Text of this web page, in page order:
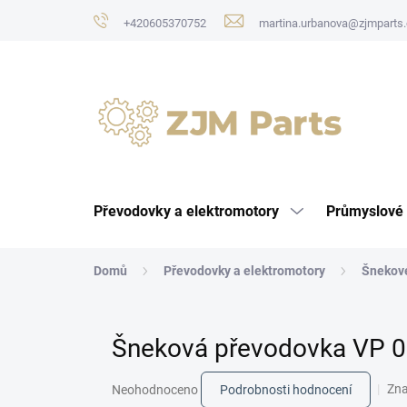
+420605370752
Převodovky a elektromotory
Domů Převodovky a elektromotory
Šneková převodovka VP
hodnocení
Neohodnoceno Podrobnosti hodnocení